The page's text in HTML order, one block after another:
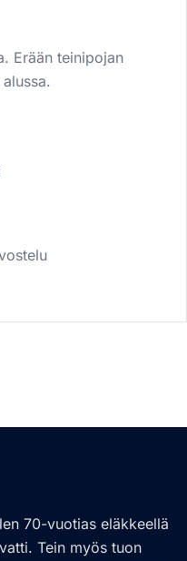
Erään teinipojan
70-vuotias eläkkeellä
Tein myös tuon